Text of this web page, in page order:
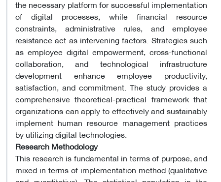
the necessary platform for successful implementation
of digital processes, while financial resource
constraints, administrative rules, and employee
resistance act as intervening factors. Strategies such
as employee digital empowerment, cross-functional
collaboration, and technological infrastructure
development enhance employee productivity,
satisfaction, and commitment. The study provides a
comprehensive theoretical-practical framework that
organizations can apply to effectively and sustainably
implement human resource management practices
by utilizing digital technologies.
Research Methodology
This research is fundamental in terms of purpose, and
mixed in terms of implementation method (qualitative